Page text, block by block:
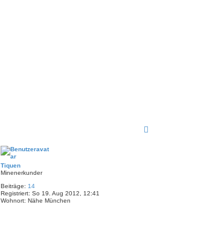
Tiquen
Minenerkunder
Beiträge: 14
Registriert: So 19. Aug 2012, 12:41
Wohnort: Nähe München